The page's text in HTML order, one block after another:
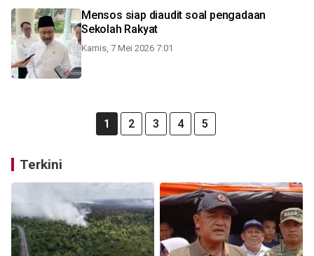
Mensos siap diaudit soal pengadaan
Sekolah Rakyat
Kamis, 7 Mei 2026 7:01
1 2 3 4 5
Terkini